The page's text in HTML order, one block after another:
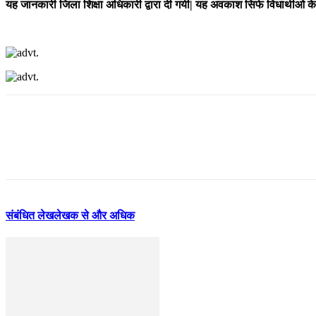
यह जानकारी जिला शिक्षा अधिकारी द्वारा दी गयी| यह अवकाश सिर्फ विधार्थीओ
संबंधित लेखलेखक से और अधिक